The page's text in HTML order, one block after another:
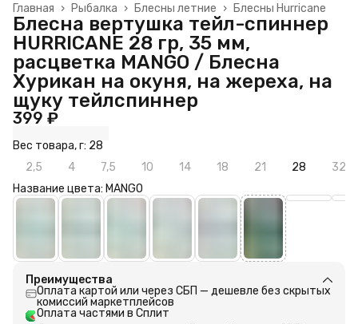
Блесны Hurricane
Блесны летние ›
Рыбалка ›
Главная ›
Блесна вертушка тейл-спиннер
HURRICANE 28 гр, 35 мм,
расцветка MANGO / Блесна
Хурикан на окуня, на жереха, на
щуку тейлспиннер
399 ₽
Вес товара, г: 28
2,5
4 7,5 10 14 18 21 28
32
Название цвета: MANGO
Преимущества
Оплата картой или через СБП — дешевле без скрытых
комиссий маркетплейсов
Оплата частями в Сплит